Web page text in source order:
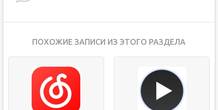
ПОХОЖИЕ ЗАПИСИ ИЗ ЭТОГО РАЗДЕЛА